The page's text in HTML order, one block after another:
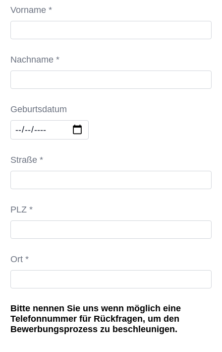
Vorname *
Nachname *
Geburtsdatum
Straße *
PLZ *
Ort *
Bitte nennen Sie uns wenn möglich eine
Telefonnummer für Rückfragen, um den
Bewerbungsprozess zu beschleunigen.